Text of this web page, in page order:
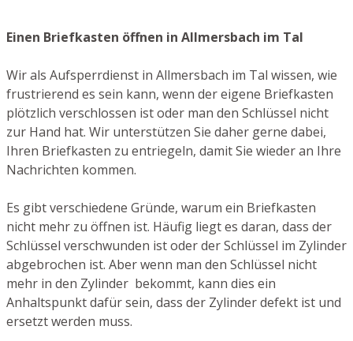
Einen Briefkasten öffnen in Allmersbach im Tal
Wir als Aufsperrdienst in Allmersbach im Tal wissen, wie
frustrierend es sein kann, wenn der eigene Briefkasten
plötzlich verschlossen ist oder man den Schlüssel nicht
zur Hand hat. Wir unterstützen Sie daher gerne dabei,
Ihren Briefkasten zu entriegeln, damit Sie wieder an Ihre
Nachrichten kommen.
Es gibt verschiedene Gründe, warum ein Briefkasten
nicht mehr zu öffnen ist. Häufig liegt es daran, dass der
Schlüssel verschwunden ist oder der Schlüssel im Zylinder
abgebrochen ist. Aber wenn man den Schlüssel nicht
mehr in den Zylinder bekommt, kann dies ein
Anhaltspunkt dafür sein, dass der Zylinder defekt ist und
ersetzt werden muss.